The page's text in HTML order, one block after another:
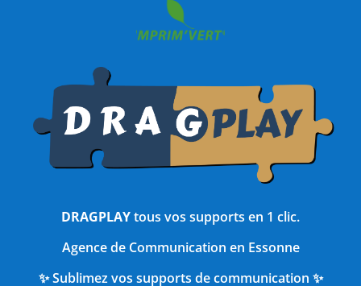
DRAGPLAYtous vos supports en 1 clic.
Agence de Communication en Essonne
✨ Sublimez vos supports de communication ✨